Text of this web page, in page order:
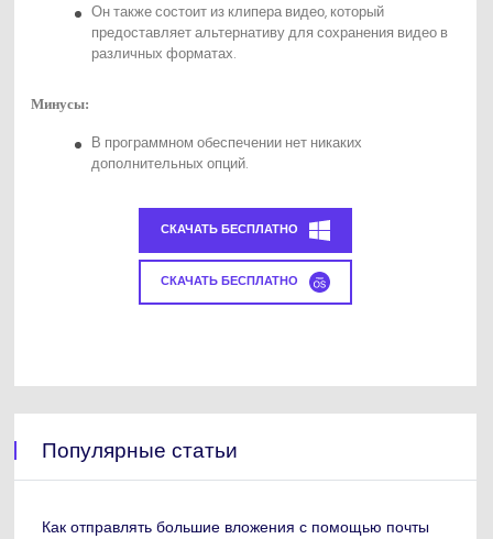
Он также состоит из клипера видео, который
предоставляет альтернативу для сохранения видео в
различных форматах.
Минусы:
В программном обеспечении нет никаких
дополнительных опций.
СКАЧАТЬ БЕСПЛАТНО
СКАЧАТЬ БЕСПЛАТНО
Популярные статьи
Как отправлять большие вложения с помощью почты